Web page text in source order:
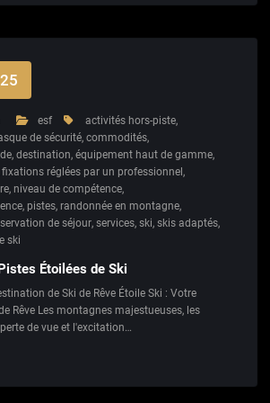
esf activités hors-piste,
de sécurité, commodités,
, destination, équipement haut de gamme,
fixations réglées par un professionnel ,
, niveau de compétence,
, pistes, randonnée en montagne,
de séjour, services, ski, skis adaptés,
ski
Étoilées de Ski
de Ski de Rêve Étoile Ski : Votre
Rêve Les montagnes majestueuses, les
de vue et l'excitation…